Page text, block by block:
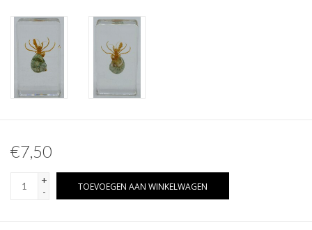
Hout decoratie
Hoorns & Geweien
Overige naturalia
Pokémon
€7,50
+
-
TOEVOEGEN AAN WINKELWAGEN